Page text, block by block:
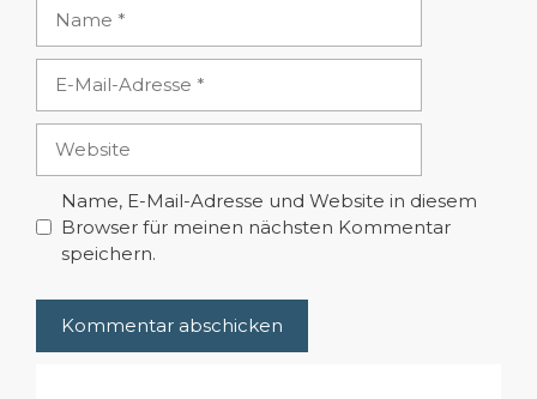
Mail-
Adresse
Name, E-Mail-Adresse und Website in diesem
Browser für meinen nächsten Kommentar
speichern.